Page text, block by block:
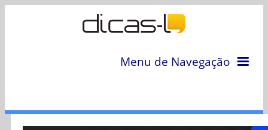
Menu de Navegação